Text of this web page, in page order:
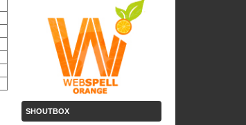
SHOUTBOX